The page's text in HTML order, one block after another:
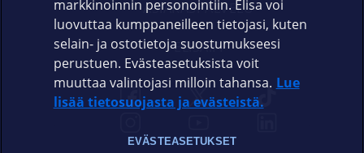
ASIAKASPALVELU
ELISA.FI
markkinoinnin personointiin. Elisa voi
luovuttaa kumppaneilleen tietojasi, kuten
selain- ja ostotietoja suostumukseesi
perustuen. Evästeasetuksista voit
muuttaa valintojasi milloin tahansa. Lue
lisää tietosuojasta ja evästeistä.
EVÄSTEASETUKSET